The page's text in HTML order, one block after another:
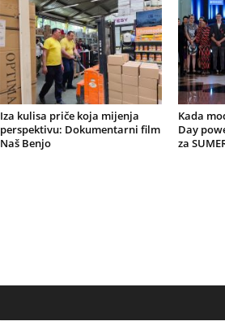
Iza kulisa priče koja mijenja
perspektivu: Dokumentarni film
Naš Benjo
Kada
Day
za